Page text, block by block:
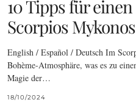
10 Tipps für
Scorpios
English / Español / Deutsch Im
Bohème-Atmosphäre, was es zu
Magie der…
18/10/2024